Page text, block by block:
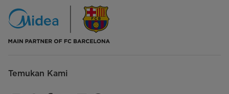
Temukan Kami